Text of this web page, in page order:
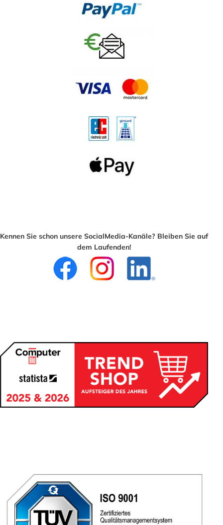
Kennen Sie schon unsere SocialMedia-Kanäle? Bleiben Sie auf
dem Laufenden!